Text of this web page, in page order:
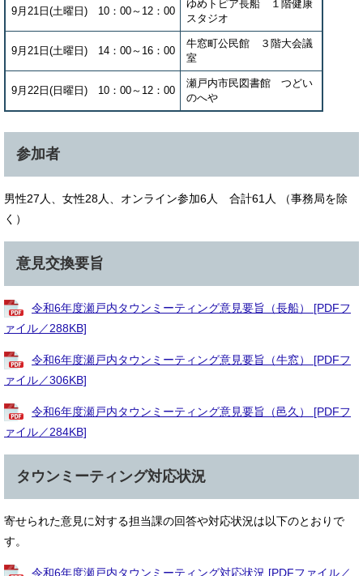
9月21日(土曜日) 10：00～12：00
ゆめトピア長船 １階健康
スタジオ
9月21日(土曜日) 14：00～16：00
牛窓町公民館 ３階大会議
室
9月22日(日曜日) 10：00～12：00
瀬戸内市民図書館 つどい
のへや
参加者
男性27人、女性28人、オンライン参加6人 合計61人 （事務局を除
く）
意見交換要旨
令和6年度瀬戸内タウンミーティング意見要旨（長船） [PDFフ
ァイル／288KB]
令和6年度瀬戸内タウンミーティング意見要旨（牛窓） [PDFフ
ァイル／306KB]
令和6年度瀬戸内タウンミーティング意見要旨（邑久） [PDFフ
ァイル／284KB]
タウンミーティング対応状況
寄せられた意見に対する担当課の回答や対応状況は以下のとおりで
す。
令和6年度瀬戸内タウンミーティング対応状況 [PDFファイル／